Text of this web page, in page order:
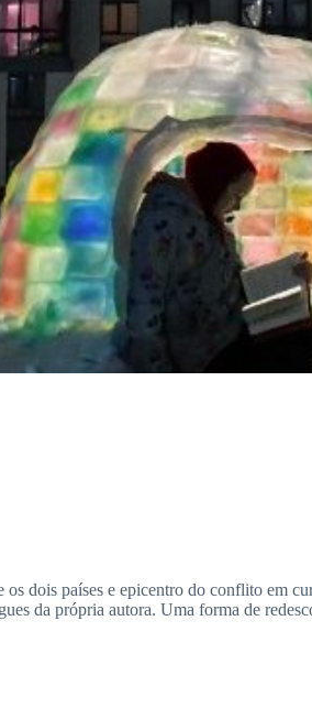
dois países e epicentro do conflito em
da própria autora. Uma forma de